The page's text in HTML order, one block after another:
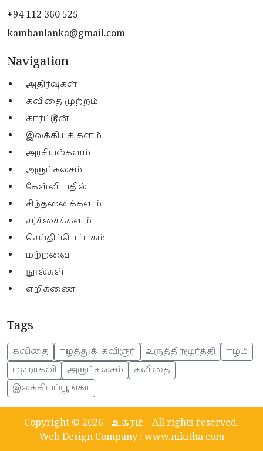
+94 112 360 525
kambanlanka@gmail.com
Navigation
அதிர்வுகள்
கவிதை முற்றம்
கார்ட்டூன்
இலக்கியக் களம்
அரசியல்களம்
அருட்கலசம்
கேள்வி பதில்
சிந்தனைக்களம்
சர்ச்சைக்களம்
செய்திப்பெட்டகம்
மற்றவை
நூல்கள்
எறிகணை
Tags
கவிதை ஈழத்துக்-கவிஞர் உருத்திரமூர்த்தி
ஈழம்
மஹாகவி
அருட்கலசம்
கவிதை
இலக்கியப்பூங்கா
Copyright © 2026 - உகரம் - All rights reserved.
Web Design Company: www.nikitha.com